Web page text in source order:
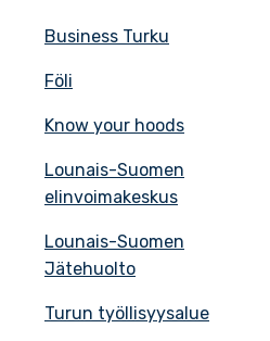
Business Turku
Föli
Know your hoods
Lounais-Suomen
elinvoimakeskus
Lounais-Suomen
Jätehuolto
Turun työllisyysalue